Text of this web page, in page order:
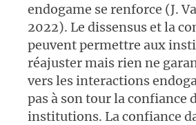
endogame se renforce (J.
2022). Le dissensus et la
peuvent permettre aux
réajuster mais rien ne
vers les interactions
pas à son tour la confiance
institutions. La confiance